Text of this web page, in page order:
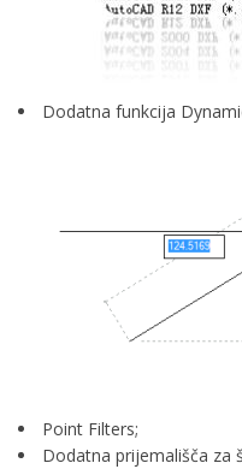
Dodatna funkcija
Point Filters;
Dodatna prijemališča za